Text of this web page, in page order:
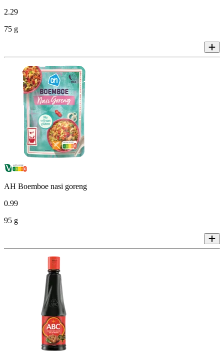
2.29
75 g
AH Boemboe nasi goreng
0.99
95 g